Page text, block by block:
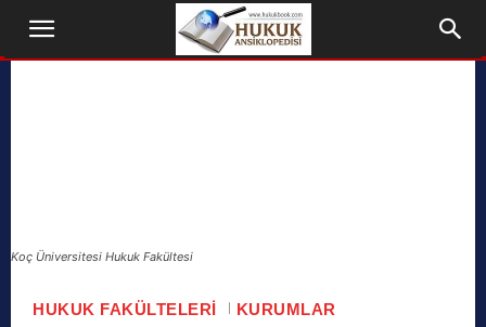
Koç Üniversitesi Hukuk Fakültesi
HUKUK FAKÜLTELERI KURUMLAR